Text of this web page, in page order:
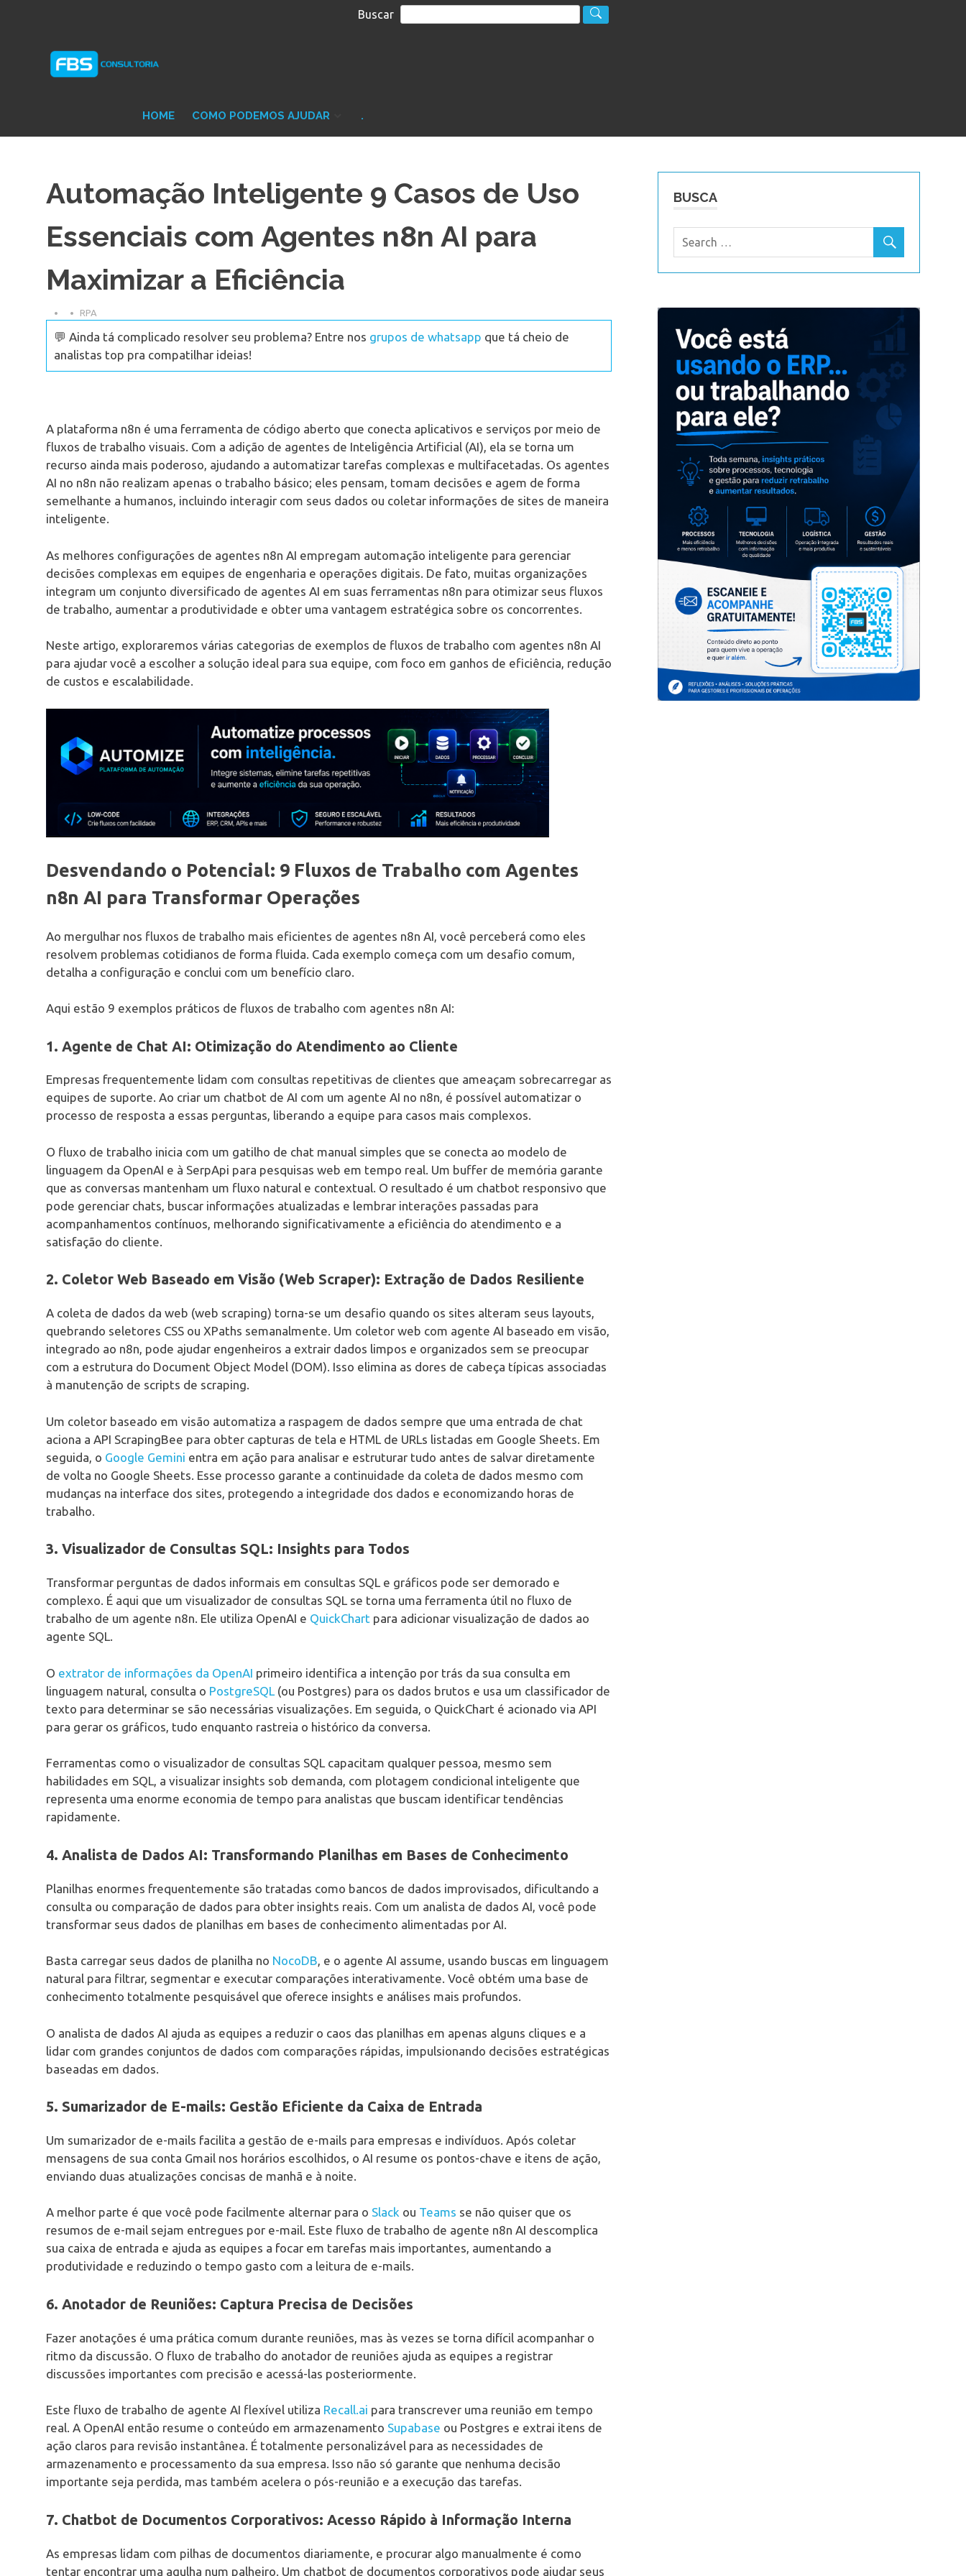
Buscar
Protheus
TOTVS
HOME COMO PODEMOS AJUDAR .
Automação Inteligente 9 Casos de Uso
Essenciais com Agentes n8n AI para
Maximizar a Eficiência
RPA
💬 Ainda tá complicado resolver seu problema? Entre nos grupos de whatsapp que tá cheio de
analistas top pra compatilhar ideias!
A plataforma n8n é uma ferramenta de código aberto que conecta aplicativos e serviços por meio de
fluxos de trabalho visuais. Com a adição de agentes de Inteligência Artificial (AI), ela se torna um
recurso ainda mais poderoso, ajudando a automatizar tarefas complexas e multifacetadas. Os agentes
AI no n8n não realizam apenas o trabalho básico; eles pensam, tomam decisões e agem de forma
semelhante a humanos, incluindo interagir com seus dados ou coletar informações de sites de maneira
inteligente.
As melhores configurações de agentes n8n AI empregam automação inteligente para gerenciar
decisões complexas em equipes de engenharia e operações digitais. De fato, muitas organizações
integram um conjunto diversificado de agentes AI em suas ferramentas n8n para otimizar seus fluxos
de trabalho, aumentar a produtividade e obter uma vantagem estratégica sobre os concorrentes.
Neste artigo, exploraremos várias categorias de exemplos de fluxos de trabalho com agentes n8n AI
para ajudar você a escolher a solução ideal para sua equipe, com foco em ganhos de eficiência, redução
de custos e escalabilidade.
Desvendando o Potencial: 9 Fluxos de Trabalho com Agentes
n8n AI para Transformar Operações
Ao mergulhar nos fluxos de trabalho mais eficientes de agentes n8n AI, você perceberá como eles
resolvem problemas cotidianos de forma fluida. Cada exemplo começa com um desafio comum,
detalha a configuração e conclui com um benefício claro.
Aqui estão 9 exemplos práticos de fluxos de trabalho com agentes n8n AI:
1. Agente de Chat AI: Otimização do Atendimento ao Cliente
Empresas frequentemente lidam com consultas repetitivas de clientes que ameaçam sobrecarregar as
equipes de suporte. Ao criar um chatbot de AI com um agente AI no n8n, é possível automatizar o
processo de resposta a essas perguntas, liberando a equipe para casos mais complexos.
O fluxo de trabalho inicia com um gatilho de chat manual simples que se conecta ao modelo de
linguagem da OpenAI e à SerpApi para pesquisas web em tempo real. Um buffer de memória garante
que as conversas mantenham um fluxo natural e contextual. O resultado é um chatbot responsivo que
pode gerenciar chats, buscar informações atualizadas e lembrar interações passadas para
acompanhamentos contínuos, melhorando significativamente a eficiência do atendimento e a
satisfação do cliente.
2. Coletor Web Baseado em Visão (Web Scraper): Extração de Dados Resiliente
A coleta de dados da web (web scraping) torna-se um desafio quando os sites alteram seus layouts,
quebrando seletores CSS ou XPaths semanalmente. Um coletor web com agente AI baseado em visão,
integrado ao n8n, pode ajudar engenheiros a extrair dados limpos e organizados sem se preocupar
com a estrutura do Document Object Model (DOM). Isso elimina as dores de cabeça típicas associadas
à manutenção de scripts de scraping.
Um coletor baseado em visão automatiza a raspagem de dados sempre que uma entrada de chat
aciona a API ScrapingBee para obter capturas de tela e HTML de URLs listadas em Google Sheets. Em
seguida, o Google Gemini entra em ação para analisar e estruturar tudo antes de salvar diretamente
de volta no Google Sheets. Esse processo garante a continuidade da coleta de dados mesmo com
mudanças na interface dos sites, protegendo a integridade dos dados e economizando horas de
trabalho.
3. Visualizador de Consultas SQL: Insights para Todos
Transformar perguntas de dados informais em consultas SQL e gráficos pode ser demorado e
complexo. É aqui que um visualizador de consultas SQL se torna uma ferramenta útil no fluxo de
trabalho de um agente n8n. Ele utiliza OpenAI e QuickChart para adicionar visualização de dados ao
agente SQL.
O extrator de informações da OpenAI primeiro identifica a intenção por trás da sua consulta em
linguagem natural, consulta o PostgreSQL (ou Postgres) para os dados brutos e usa um classificador de
texto para determinar se são necessárias visualizações. Em seguida, o QuickChart é acionado via API
para gerar os gráficos, tudo enquanto rastreia o histórico da conversa.
Ferramentas como o visualizador de consultas SQL capacitam qualquer pessoa, mesmo sem
habilidades em SQL, a visualizar insights sob demanda, com plotagem condicional inteligente que
representa uma enorme economia de tempo para analistas que buscam identificar tendências
rapidamente.
4. Analista de Dados AI: Transformando Planilhas em Bases de Conhecimento
Planilhas enormes frequentemente são tratadas como bancos de dados improvisados, dificultando a
consulta ou comparação de dados para obter insights reais. Com um analista de dados AI, você pode
transformar seus dados de planilhas em bases de conhecimento alimentadas por AI.
Basta carregar seus dados de planilha no NocoDB, e o agente AI assume, usando buscas em linguagem
natural para filtrar, segmentar e executar comparações interativamente. Você obtém uma base de
conhecimento totalmente pesquisável que oferece insights e análises mais profundos.
O analista de dados AI ajuda as equipes a reduzir o caos das planilhas em apenas alguns cliques e a
lidar com grandes conjuntos de dados com comparações rápidas, impulsionando decisões estratégicas
baseadas em dados.
5. Sumarizador de E-mails: Gestão Eficiente da Caixa de Entrada
Um sumarizador de e-mails facilita a gestão de e-mails para empresas e indivíduos. Após coletar
mensagens de sua conta Gmail nos horários escolhidos, o AI resume os pontos-chave e itens de ação,
enviando duas atualizações concisas de manhã e à noite.
A melhor parte é que você pode facilmente alternar para o Slack ou Teams se não quiser que os
resumos de e-mail sejam entregues por e-mail. Este fluxo de trabalho de agente n8n AI descomplica
sua caixa de entrada e ajuda as equipes a focar em tarefas mais importantes, aumentando a
produtividade e reduzindo o tempo gasto com a leitura de e-mails.
6. Anotador de Reuniões: Captura Precisa de Decisões
Fazer anotações é uma prática comum durante reuniões, mas às vezes se torna difícil acompanhar o
ritmo da discussão. O fluxo de trabalho do anotador de reuniões ajuda as equipes a registrar
discussões importantes com precisão e acessá-las posteriormente.
Este fluxo de trabalho de agente AI flexível utiliza Recall.ai para transcrever uma reunião em tempo
real. A OpenAI então resume o conteúdo em armazenamento Supabase ou Postgres e extrai itens de
ação claros para revisão instantânea. É totalmente personalizável para as necessidades de
armazenamento e processamento da sua empresa. Isso não só garante que nenhuma decisão
importante seja perdida, mas também acelera o pós-reunião e a execução das tarefas.
7. Chatbot de Documentos Corporativos: Acesso Rápido à Informação Interna
As empresas lidam com pilhas de documentos diariamente, e procurar algo manualmente é como
tentar encontrar uma agulha num palheiro. Um chatbot de documentos corporativos pode ajudar seus
BUSCA